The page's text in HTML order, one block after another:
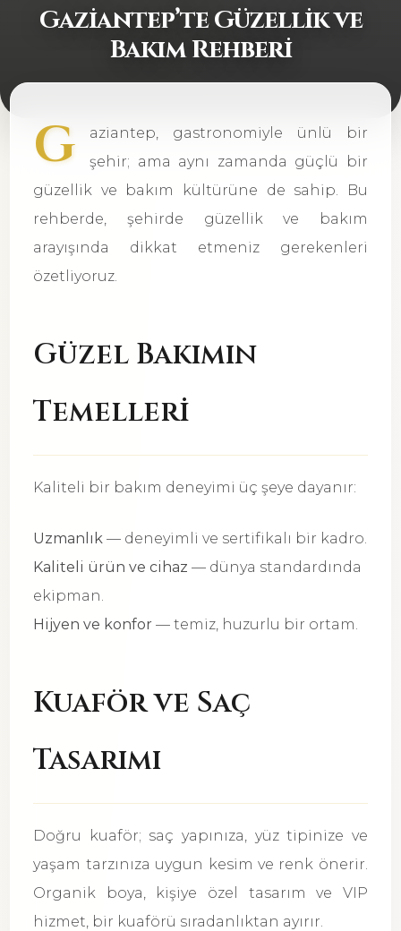
Gaziantep’te Güzellik ve
Bakım Rehberi
G
aziantep, gastronomiyle ünlü bir
şehir; ama aynı zamanda güçlü bir
güzellik ve bakım kültürüne de sahip. Bu
rehberde, şehirde güzellik ve bakım
arayışında dikkat etmeniz gerekenleri
özetliyoruz.
Güzel Bakımın
Temelleri
Kaliteli bir bakım deneyimi üç şeye dayanır:
Uzmanlık — deneyimli ve sertifikalı bir kadro.
Kaliteli ürün ve cihaz — dünya standardında
ekipman.
Hijyen ve konfor — temiz, huzurlu bir ortam.
Kuaför ve Saç
Tasarımı
Doğru kuaför; saç yapınıza, yüz tipinize ve
yaşam tarzınıza uygun kesim ve renk önerir.
Organik boya, kişiye özel tasarım ve VIP
hizmet, bir kuaförü sıradanlıktan ayırır.